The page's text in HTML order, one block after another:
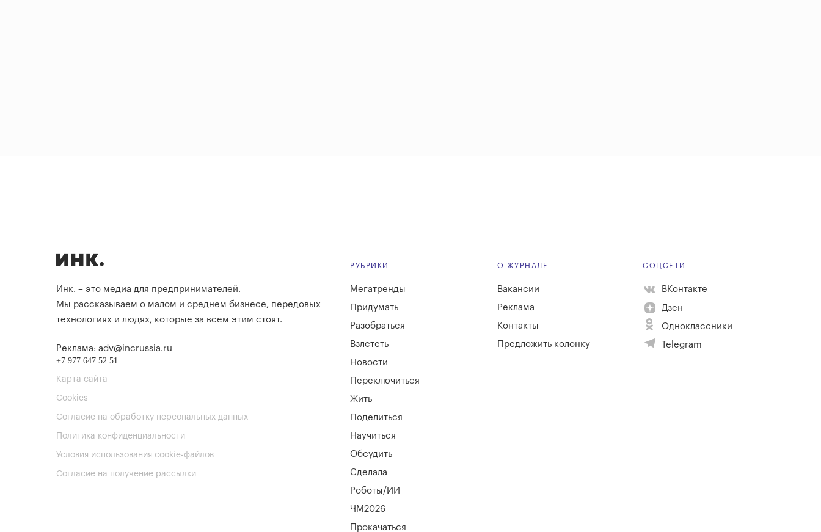
Инк. – это медиа для предпринимателей.
Мы рассказываем о малом и среднем бизнесе, передовых
технологиях и людях, которые за всем этим стоят.
Реклама: adv@incrussia.ru
+7 977 647 52 51
Карта сайта
Cookies
Согласие на обработку персональных данных
Политика конфиденциальности
Условия использования cookie-файлов
Согласие на получение рассылки
РУБРИКИ
Мегатренды
Придумать
Разобраться
Взлететь
Новости
Переключиться
Жить
Поделиться
Научиться
Обсудить
Сделала
Роботы/ИИ
ЧМ2026
Прокачаться
О ЖУРНАЛЕ
Вакансии
Реклама
Контакты
Предложить колонку
СОЦСЕТИ
ВКонтакте
Дзен
Одноклассники
Telegram